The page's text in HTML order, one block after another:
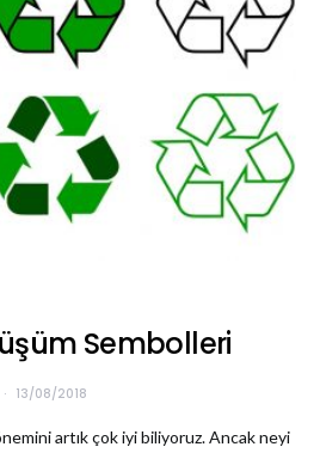
Sembolleri
13/08/2018
artık çok iyi biliyoruz. Ancak neyi